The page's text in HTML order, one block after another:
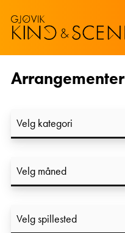
Arrangementer